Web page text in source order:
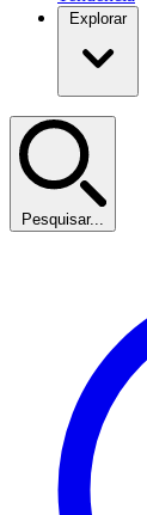
Explorar
Pesquisar...